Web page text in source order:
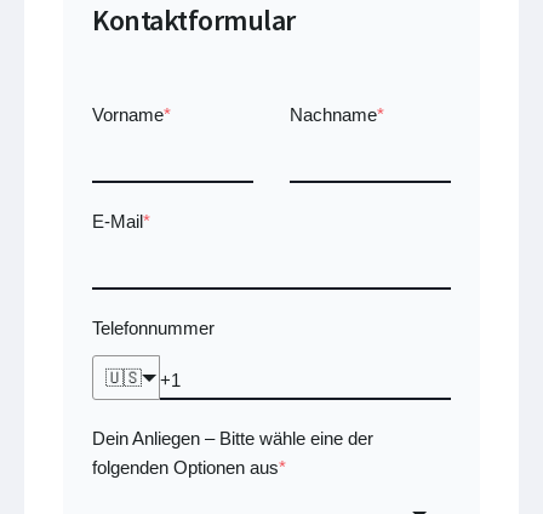
Kontaktformular
Vorname* Nachname*
E-Mail*
Telefonnummer
🇺🇸
Dein Anliegen –Bitte wähle eine der
folgenden Optionen aus*